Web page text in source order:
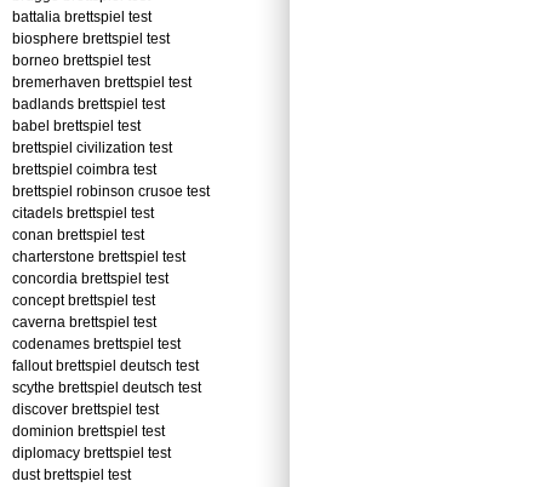
battalia brettspiel test
biosphere brettspiel test
borneo brettspiel test
bremerhaven brettspiel test
badlands brettspiel test
babel brettspiel test
brettspiel civilization test
brettspiel coimbra test
brettspiel robinson crusoe test
citadels brettspiel test
conan brettspiel test
charterstone brettspiel test
concordia brettspiel test
concept brettspiel test
caverna brettspiel test
codenames brettspiel test
fallout brettspiel deutsch test
scythe brettspiel deutsch test
discover brettspiel test
dominion brettspiel test
diplomacy brettspiel test
dust brettspiel test